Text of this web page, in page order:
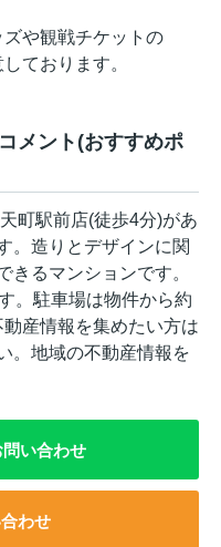
や観戦チケットの
ております。
メント(おすすめポ
町駅前店(徒歩4分)があ
。造りとデザインに関
きるマンションです。
。駐車場は物件から約
産情報を集めたい方は
。地域の不動産情報を
い合わせ
わせ